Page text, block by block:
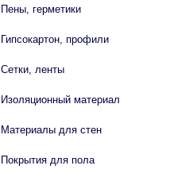
Пены, герметики
Гипсокартон, профили
Сетки, ленты
Изоляционный материал
Материалы для стен
Покрытия для пола